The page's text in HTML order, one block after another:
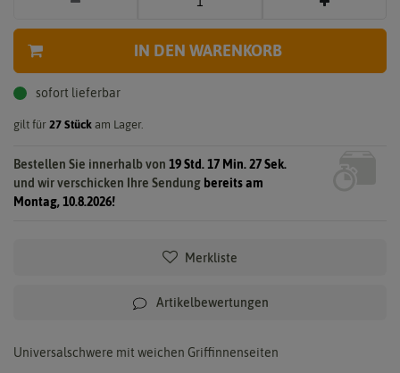
IN DEN WARENKORB
sofort lieferbar
gilt für 27 Stück am Lager.
Bestellen Sie innerhalb von 19 Std. 17 Min. 26 Sek.
und wir verschicken Ihre Sendung bereits am
Montag, 10.8.2026!
Merkliste
Artikelbewertungen
Universalschwere mit weichen Griffinnenseiten